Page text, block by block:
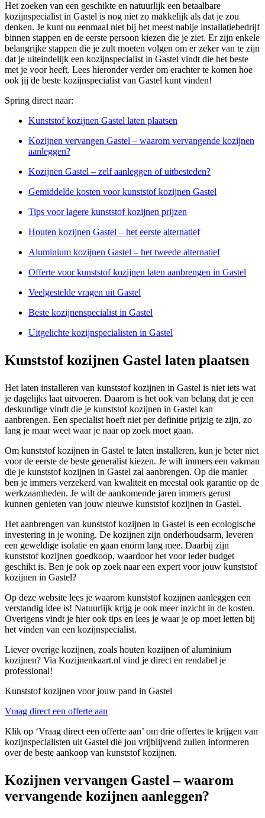
Het zoeken van een geschikte en natuurlijk een betaalbare
kozijnspecialist in Gastel is nog niet zo makkelijk als dat je zou
denken. Je kunt nu eenmaal niet bij het meest nabije installatiebedrijf
binnen stappen en de eerste persoon kiezen die je ziet. Er zijn enkele
belangrijke stappen die je zult moeten volgen om er zeker van te zijn
dat je uiteindelijk een kozijnspecialist in Gastel vindt die het beste
met je voor heeft. Lees hieronder verder om erachter te komen hoe
ook jij de beste kozijnspecialist van Gastel kunt vinden!
Spring direct naar:
Kunststof kozijnen Gastel laten plaatsen
Kozijnen vervangen Gastel – waarom vervangende kozijnen
aanleggen?
Kozijnen Gastel – zelf aanleggen of uitbesteden?
Gemiddelde kosten voor kunststof kozijnen Gastel
Tips voor lagere kunststof kozijnen prijzen
Houten kozijnen Gastel – het eerste alternatief
Aluminium kozijnen Gastel – het tweede alternatief
Offerte voor kunststof kozijnen laten aanbrengen in Gastel
Veelgestelde vragen uit Gastel
Beste kozijnenspecialist in Gastel
Uitgelichte kozijnspecialisten in Gastel
Kunststof kozijnen Gastel laten plaatsen
Het laten installeren van kunststof kozijnen in Gastel is niet iets wat
je dagelijks laat uitvoeren. Daarom is het ook van belang dat je een
deskundige vindt die je kunststof kozijnen in Gastel kan
aanbrengen. Een specialist hoeft niet per definitie prijzig te zijn, zo
lang je maar weet waar je naar op zoek moet gaan.
Om kunststof kozijnen in Gastel te laten installeren, kun je beter niet
voor de eerste de beste generalist kiezen. Je wilt immers een vakman
die je kunststof kozijnen in Gastel zal aanbrengen. Op die manier
ben je immers verzekerd van kwaliteit en meestal ook garantie op de
werkzaamheden. Je wilt de aankomende jaren immers gerust
kunnen genieten van jouw nieuwe kunststof kozijnen in Gastel.
Het aanbrengen van kunststof kozijnen in Gastel is een ecologische
investering in je woning. De kozijnen zijn onderhoudsarm, leveren
een geweldige isolatie en gaan enorm lang mee. Daarbij zijn
kunststof kozijnen goedkoop, waardoor het voor ieder budget
geschikt is. Ben je ook op zoek naar een expert voor jouw kunststof
kozijnen in Gastel?
Op deze website lees je waarom kunststof kozijnen aanleggen een
verstandig idee is! Natuurlijk krijg je ook meer inzicht in de kosten.
Overigens vindt je hier ook tips en lees je waar je op moet letten bij
het vinden van een kozijnspecialist.
Liever overige kozijnen, zoals houten kozijnen of aluminium
kozijnen? Via Kozijnenkaart.nl vind je direct en rendabel je
professional!
Kunststof kozijnen voor jouw pand in Gastel
Vraag direct een offerte aan
Klik op ‘Vraag direct een offerte aan’ om drie offertes te krijgen van
kozijnspecialisten uit Gastel die jou vrijblijvend zullen informeren
over de beste aankoop van kunststof kozijnen.
Kozijnen vervangen Gastel – waarom
vervangende kozijnen aanleggen?